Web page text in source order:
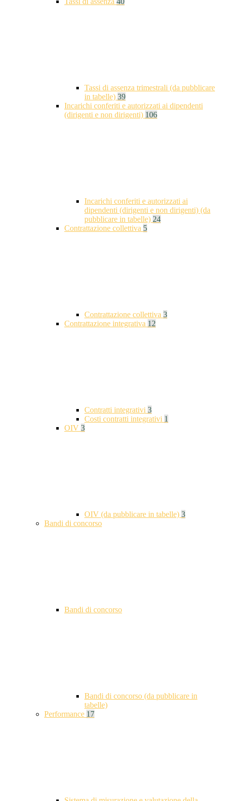
Tassi di assenza trimestrali (da pubblicare
in tabelle) 39
Incarichi conferiti e autorizzati ai dipendenti
(dirigenti e non dirigenti) 106
Incarichi conferiti e autorizzati ai
dipendenti (dirigenti e non dirigenti) (da
pubblicare in tabelle) 24
Contrattazione collettiva 5
Contrattazione collettiva 3
Contrattazione integrativa 12
Contratti integrativi 3
Costi contratti integrativi 1
OIV 3
OIV (da pubblicare in tabelle) 3
Bandi di concorso
Bandi di concorso
Bandi di concorso (da pubblicare in
tabelle)
Performance 17